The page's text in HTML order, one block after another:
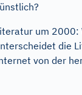
um 2000:
die
von der